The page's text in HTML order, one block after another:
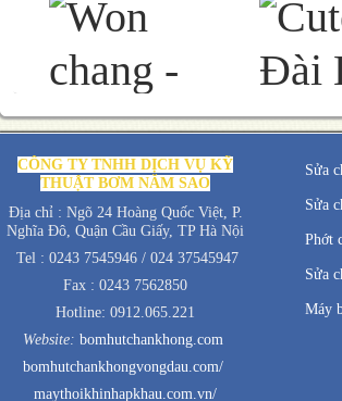
CÔNG TY TNHH DỊCH VỤ KỸ
THUẬT BƠM NĂM SAO
Địa chỉ : Ngõ 24 Hoàng Quốc Việt, P.
Nghĩa Đô, Quận Cầu Giấy, TP Hà Nội
Tel : 0243 7545946 / 024 37545947
Fax : 0243 7562850
Hotline: 0912.065.221
Website: bomhutchankhong.com
bomhutchankhongvongdau.com/
maythoikhinhapkhau.com.vn/
Sửa
Sửa
Phớt
Sửa
Máy